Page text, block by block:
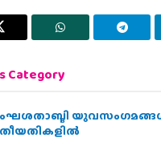
Category
യുവസംഗമങ്ങള്‍
തീയതികളില്‍